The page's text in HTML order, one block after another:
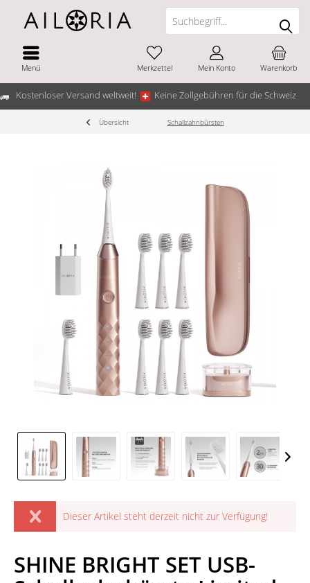
Kostenloser Versand weltweit! Keine Zollgebühren für die Schweiz
Menü Warenkorb
Merkzettel Mein Konto
Übersicht Schallzahnbürsten
Dieser Artikel steht derzeit nicht zur Verfügung!
SHINE BRIGHT SET USB-